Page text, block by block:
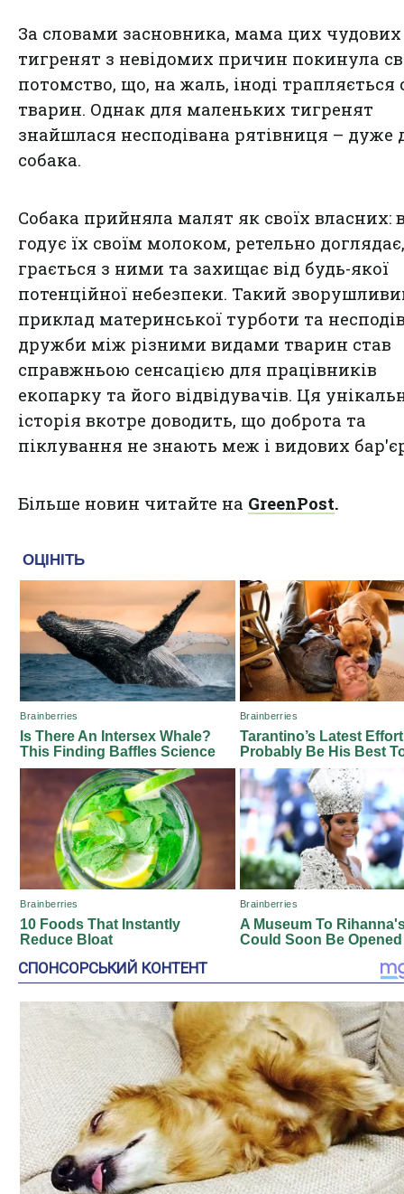
За словами засновника, мама цих чудових
тигренят з невідомих причин покинула
потомство, що, на жаль, іноді трапляється
тварин. Однак для маленьких тигренят
знайшлася несподівана рятівниця – дуже
собака.
Собака прийняла малят як своїх власних:
годує їх своїм молоком, ретельно доглядає,
грається з ними та захищає від будь-якої
потенційної небезпеки. Такий
приклад материнської турботи та
дружби між різними видами тварин став
справжньою сенсацією для працівників
екопарку та його відвідувачів. Ця
історія вкотре доводить, що доброта та
піклування не знають меж і видових
Більше новин читайте на GreenPost.